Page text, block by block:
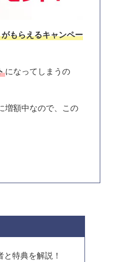
もらえるキャンペー
になってしまうの
増額中なので、この
特典を解説！